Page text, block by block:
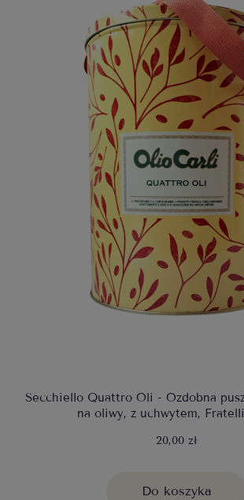
Secchiello Quattro Oli - Ozdobna
na oliwy, z uchwytem,
20,00 zł
Do koszyka